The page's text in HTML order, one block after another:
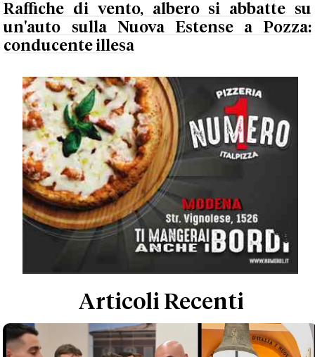
Raffiche di vento, albero si abbatte su
un'auto sulla Nuova Estense a Pozza:
conducente illesa
Articoli Recenti